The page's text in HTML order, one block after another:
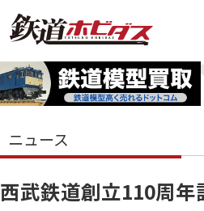
ニュース
西武鉄道創立110周